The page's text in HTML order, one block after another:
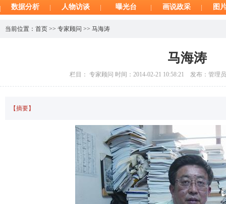
数据分析
人物访谈 曝光台 画说政采 图
当前位置： 首页 >> 专家顾问 >> 马海涛
马海涛
栏目： 专家顾问 时间：2014-02-21 10:58:21 发布：管理
【摘要】